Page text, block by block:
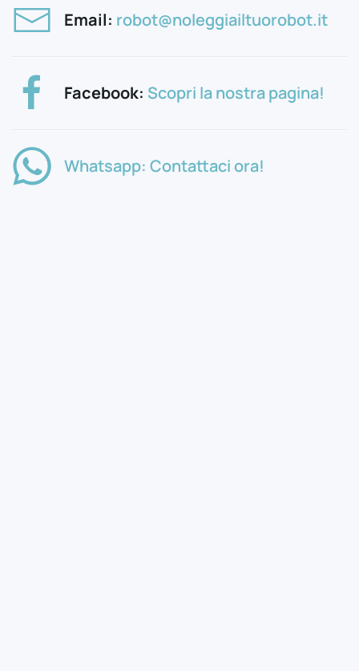
Email: robot@noleggiailtuorobot.it
Facebook: Scopri la nostra pagina!
Whatsapp: Contattaci ora!